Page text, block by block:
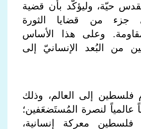
حيّة، وليؤكّد بأن قضية
من قضايا الثورة
وعلى هذا الأساس
من البُعد الإنسانيّ إلى
فلسطين إلى العالم، وذلك
عالمياً لنصرة المُستَضعَفين؛
فلسطين معركة إنسانية،